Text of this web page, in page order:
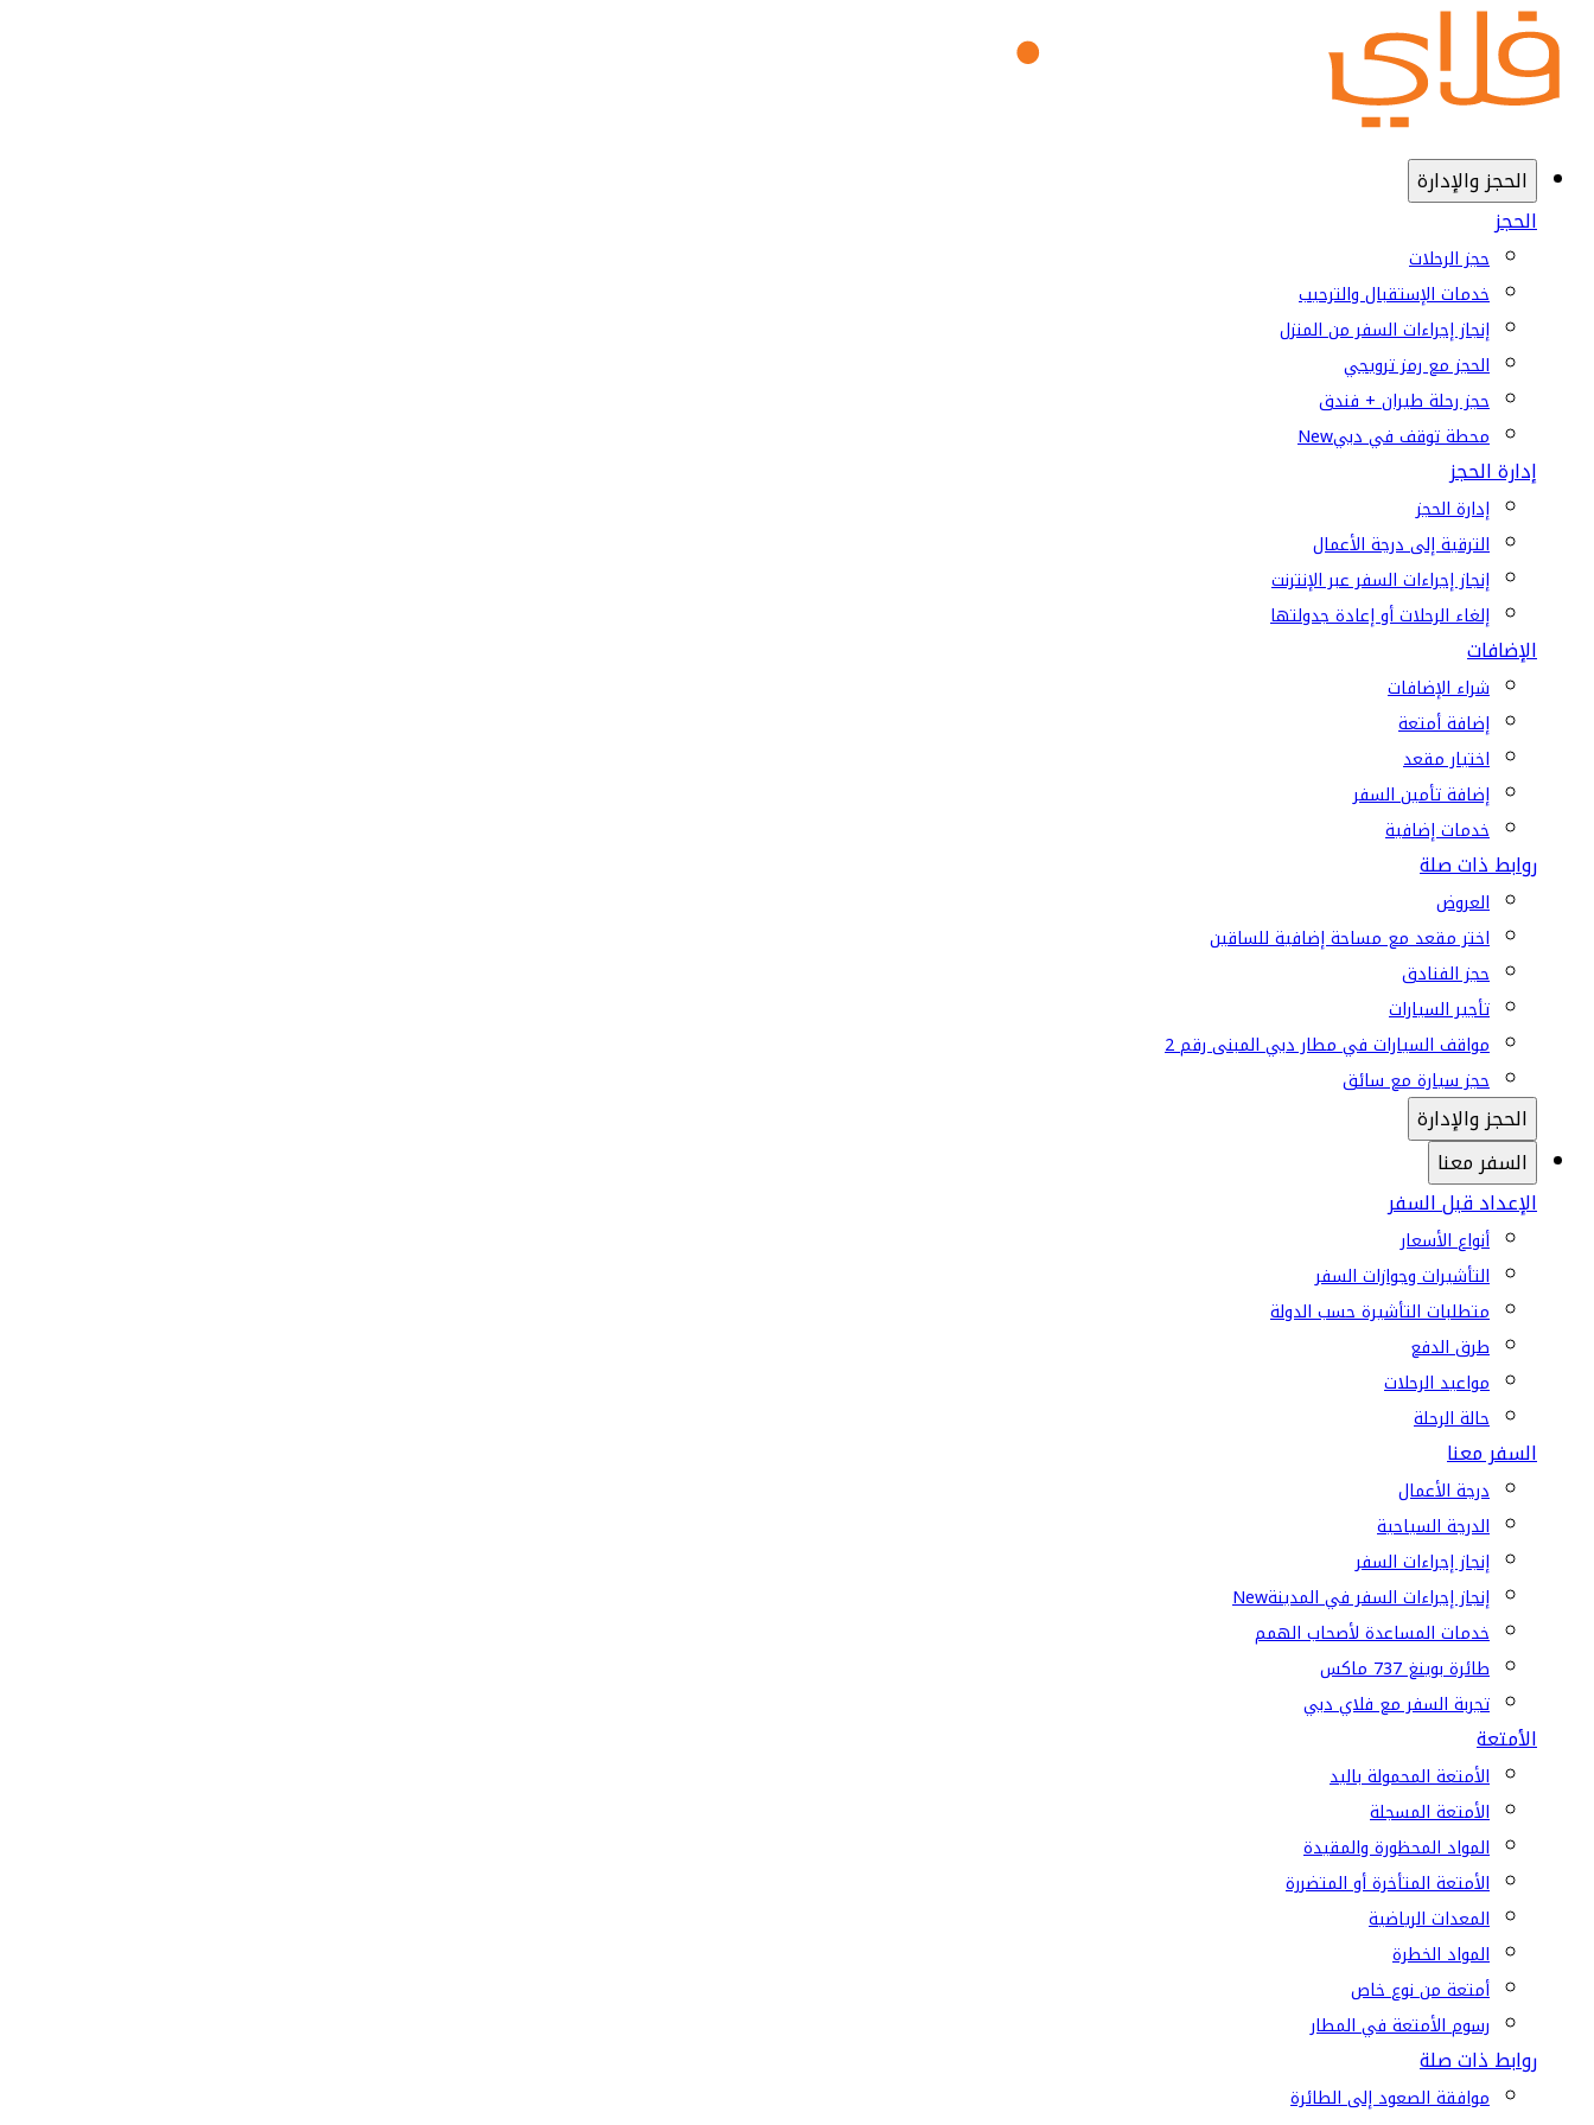
الحجز والإدارة
الحجز
حجز الرحلات
خدمات الإستقبال والترحيب
إنجاز إجراءات السفر من المنزل
الحجز مع رمز ترويجي
حجز رحلة طيران + فندق
محطة توقف في دبيNew
إدارة الحجز
إدارة الحجز
الترقية إلى درجة الأعمال
إنجاز إجراءات السفر عبر الإنترنت
إلغاء الرحلات أو إعادة جدولتها
الإضافات
شراء الإضافات
إضافة أمتعة
اختيار مقعد
إضافة تأمين السفر
خدمات إضافية
روابط ذات صلة
العروض
اختر مقعد مع مساحة إضافية للساقين
حجز الفنادق
تأجير السيارات
مواقف السيارات في مطار دبي المبنى رقم 2
حجز سيارة مع سائق
الحجز والإدارة
السفر معنا
الإعداد قبل السفر
أنواع الأسعار
التأشيرات وجوازات السفر
متطلبات التأشيرة حسب الدولة
طرق الدفع
مواعيد الرحلات
حالة الرحلة
السفر معنا
درجة الأعمال
الدرجة السياحية
إنجاز إجراءات السفر
إنجاز إجراءات السفر في المدينةNew
خدمات المساعدة لأصحاب الهمم
طائرة بوينغ 737 ماكس
تجربة السفر مع فلاي دبي
الأمتعة
الأمتعة المحمولة باليد
الأمتعة المسجلة
المواد المحظورة والمقيدة
الأمتعة المتأخرة أو المتضررة
المعدات الرياضية
المواد الخطرة
أمتعة من نوع خاص
رسوم الأمتعة في المطار
روابط ذات صلة
موافقة الصعود إلى الطائرة